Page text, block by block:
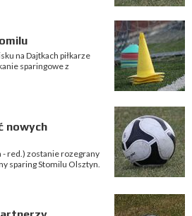
na Dajtkach piłkarze
sparingowe z
nowych
- red.) zostanie rozegrany
sparing Stomilu Olsztyn.